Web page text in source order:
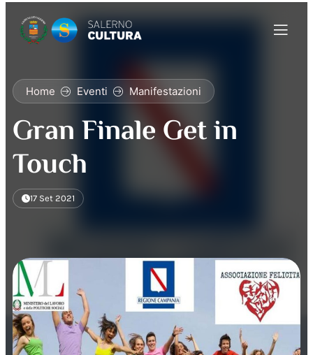
Home Eventi Manifestazioni
Gran Finale Get in
Touch
17 Set 2021